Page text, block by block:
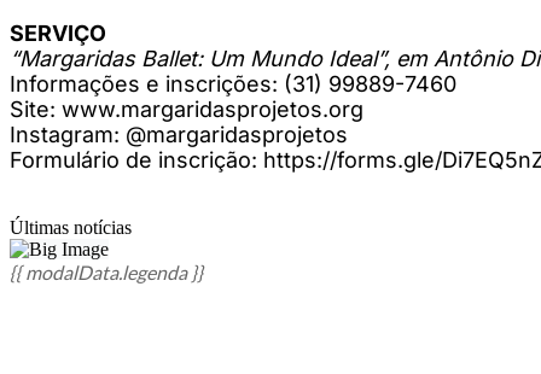
SERVIÇO
“Margaridas Ballet: Um Mundo Ideal”, em Antônio
Informações e inscrições: (31) 99889-7460
Site: www.margaridasprojetos.org
Instagram: @margaridasprojetos
Formulário de inscrição: https://forms.gle/
Últimas notícias
{{ modalData.legenda }}